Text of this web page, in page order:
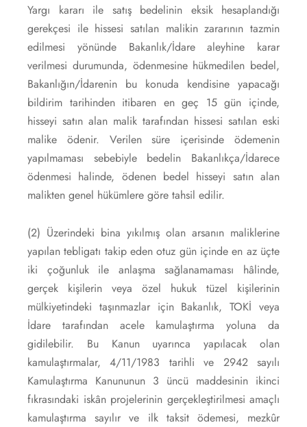
Yargı kararı ile satış bedelinin eksik hesaplandığı
gerekçesi ile hissesi satılan malikin zararının tazmin
edilmesi yönünde Bakanlık/İdare aleyhine karar
verilmesi durumunda, ödenmesine hükmedilen bedel,
Bakanlığın/İdarenin bu konuda kendisine yapacağı
bildirim tarihinden itibaren en geç 15 gün içinde,
hisseyi satın alan malik tarafından hissesi satılan eski
malike ödenir. Verilen süre içerisinde ödemenin
yapılmaması sebebiyle bedelin Bakanlıkça/İdarece
ödenmesi halinde, ödenen bedel hisseyi satın alan
malikten genel hükümlere göre tahsil edilir.
(2) Üzerindeki bina yıkılmış olan arsanın maliklerine
yapılan tebligatı takip eden otuz gün içinde en az üçte
iki çoğunluk ile anlaşma sağlanamaması hâlinde,
gerçek kişilerin veya özel hukuk tüzel kişilerinin
mülkiyetindeki taşınmazlar için Bakanlık, TOKİ veya
İdare tarafından acele kamulaştırma yoluna da
gidilebilir. Bu Kanun uyarınca yapılacak olan
kamulaştırmalar, 4/11/1983 tarihli ve 2942 sayılı
Kamulaştırma Kanununun 3 üncü maddesinin ikinci
fıkrasındaki iskân projelerinin gerçekleştirilmesi amaçlı
kamulaştırma sayılır ve ilk taksit ödemesi, mezkûr